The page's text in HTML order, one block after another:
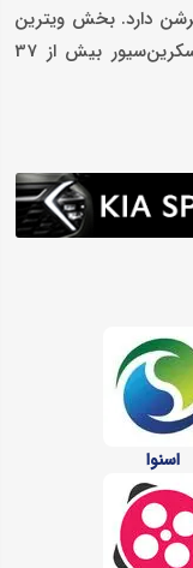
ماه 25 میلیون ایمپرشن دارد. بخش ویترین
12 میلیون کلیک دریافت می‌کند و بخش اسکرین‌سیور بیش از 37
اسنوا